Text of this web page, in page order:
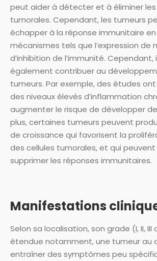
peut aider à détecter et à éliminer les
tumorales. Cependant, les tumeurs
échapper à la réponse immunitaire
mécanismes tels que l’expression de
d’inhibition de l’immunité. Cependant,
également contribuer au
tumeurs. Par exemple, des études
des niveaux élevés d’inflammation
augmenter le risque de développer
plus, certaines tumeurs peuvent
de croissance qui favorisent la
des cellules tumorales, et qui
supprimer les réponses immunitaires.
Manifestations
Selon sa localisation, son grade (I, II, III
étendue notamment, une tumeur au
entraîner des symptômes peu